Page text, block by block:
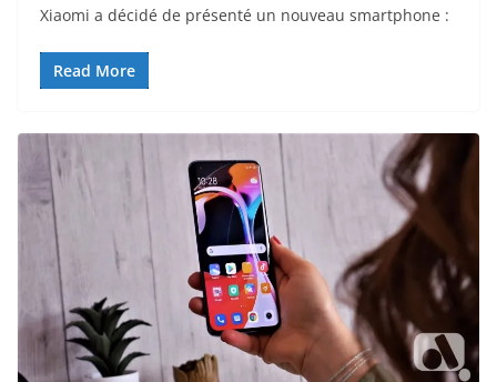
Xiaomi a décidé de présenté un nouveau smartphone :
Read More